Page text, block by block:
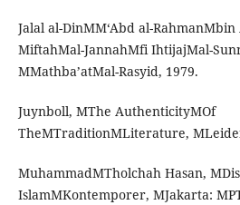
Jalal al-DinMM‘Abd al-
MiftahMal-JannahMfi IhtijajMal-
MMathba’atMal-Rasyid, 1979.
Juynboll, MThe AuthenticityMOf
TheMTraditionMLiterature,
MuhammadMTholchah Hasan,
IslamMKontemporer, MJakarta: